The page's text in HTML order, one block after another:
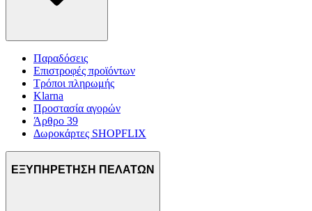
Παραδόσεις
Επιστροφές προϊόντων
Τρόποι πληρωμής
Klarna
Προστασία αγορών
Άρθρο 39
Δωροκάρτες SHOPFLIX
ΕΞΥΠΗΡΕΤΗΣΗ ΠΕΛΑΤΩΝ